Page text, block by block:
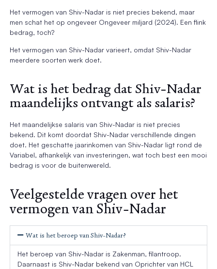
Het vermogen van Shiv-Nadar is niet precies bekend, maar
men schat het op ongeveer Ongeveer miljard (2024). Een flink
bedrag, toch?
Het vermogen van Shiv-Nadar varieert, omdat Shiv-Nadar
meerdere soorten werk doet.
Wat is het bedrag dat Shiv-Nadar
maandelijks ontvangt als salaris?
Het maandelijkse salaris van Shiv-Nadar is niet precies
bekend. Dit komt doordat Shiv-Nadar verschillende dingen
doet. Het geschatte jaarinkomen van Shiv-Nadar ligt rond de
Variabel, afhankelijk van investeringen, wat toch best een mooi
bedrag is voor de buitenwereld.
Veelgestelde vragen over het
vermogen van Shiv-Nadar
Wat is het beroep van Shiv-Nadar?
Het beroep van Shiv-Nadar is Zakenman, filantroop.
Daarnaast is Shiv-Nadar bekend van Oprichter van HCL